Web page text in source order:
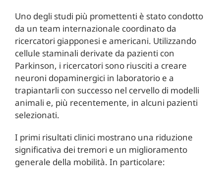
Uno degli studi più promettenti è stato condotto
da un team internazionale coordinato da
ricercatori giapponesi e americani. Utilizzando
cellule staminali derivate da pazienti con
Parkinson, i ricercatori sono riusciti a creare
neuroni dopaminergici in laboratorio e a
trapiantarli con successo nel cervello di modelli
animali e, più recentemente, in alcuni pazienti
selezionati.
I primi risultati clinici mostrano una riduzione
significativa dei tremori e un miglioramento
generale della mobilità. In particolare: